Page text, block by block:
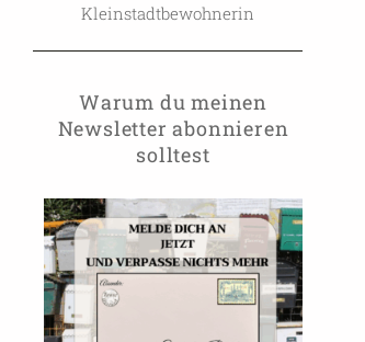
Kleinstadtbewohnerin
Warum du meinen
Newsletter abonnieren
solltest